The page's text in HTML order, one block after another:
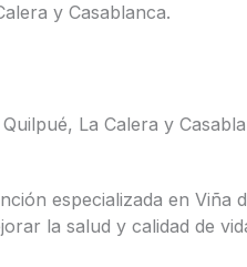
y Casablanca.
La Calera y
especializada en Viña
la salud y calidad de